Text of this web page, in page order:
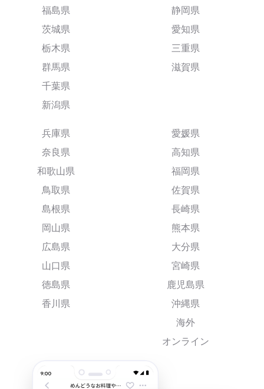
福島県
茨城県
栃木県
群馬県
千葉県
新潟県
静岡県
愛知県
三重県
滋賀県
兵庫県
奈良県
和歌山県
鳥取県
島根県
岡山県
広島県
山口県
徳島県
香川県
愛媛県
高知県
福岡県
佐賀県
長崎県
熊本県
大分県
宮崎県
鹿児島県
沖縄県
海外
オンライン